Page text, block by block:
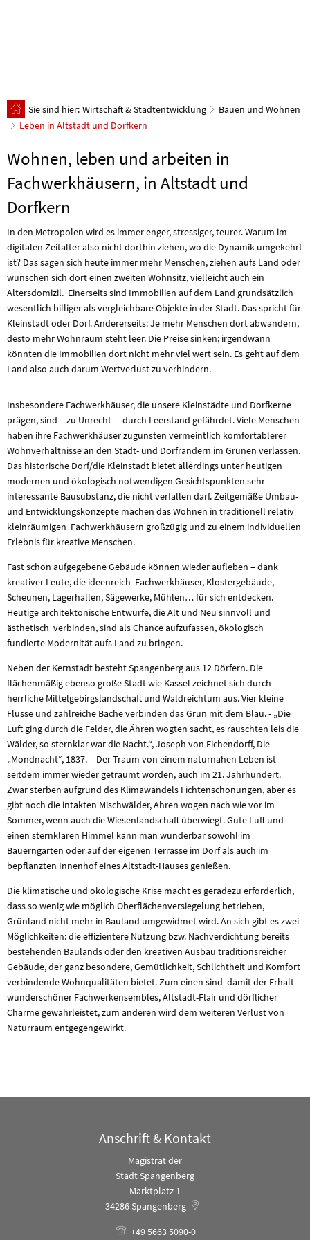
Sie sind hier: Wirtschaft & Stadtentwicklung
Bauen und Wohnen
Leben in Altstadt und Dorfkern
Leben
in
Altstadt
und
Dorfkern
Wohnen, leben und arbeiten in
Fachwerkhäusern, in Altstadt und
Dorfkern
In den Metropolen wird es immer enger, stressiger, teurer. Warum im
digitalen Zeitalter also nicht dorthin ziehen, wo die Dynamik umgekehrt
ist? Das sagen sich heute immer mehr Menschen, ziehen aufs Land oder
wünschen sich dort einen zweiten Wohnsitz, vielleicht auch ein
Altersdomizil. Einerseits sind Immobilien auf dem Land grundsätzlich
wesentlich billiger als vergleichbare Objekte in der Stadt. Das spricht für
Kleinstadt oder Dorf. Andererseits: Je mehr Menschen dort abwandern,
desto mehr Wohnraum steht leer. Die Preise sinken; irgendwann
könnten die Immobilien dort nicht mehr viel wert sein. Es geht auf dem
Land also auch darum Wertverlust zu verhindern.
Insbesondere Fachwerkhäuser, die unsere Kleinstädte und Dorfkerne
prägen, sind – zu Unrecht – durch Leerstand gefährdet. Viele Menschen
haben ihre Fachwerkhäuser zugunsten vermeintlich komfortablerer
Wohnverhältnisse an den Stadt- und Dorfrändern im Grünen verlassen.
Das historische Dorf/die Kleinstadt bietet allerdings unter heutigen
modernen und ökologisch notwendigen Gesichtspunkten sehr
interessante Bausubstanz, die nicht verfallen darf. Zeitgemäße Umbau-
und Entwicklungskonzepte machen das Wohnen in traditionell relativ
kleinräumigen Fachwerkhäusern großzügig und zu einem individuellen
Erlebnis für kreative Menschen.
Fast schon aufgegebene Gebäude können wieder aufleben – dank
kreativer Leute, die ideenreich Fachwerkhäuser, Klostergebäude,
Scheunen, Lagerhallen, Sägewerke, Mühlen… für sich entdecken.
Heutige architektonische Entwürfe, die Alt und Neu sinnvoll und
ästhetisch verbinden, sind als Chance aufzufassen, ökologisch
fundierte Modernität aufs Land zu bringen.
Neben der Kernstadt besteht Spangenberg aus 12 Dörfern. Die
flächenmäßig ebenso große Stadt wie Kassel zeichnet sich durch
herrliche Mittelgebirgslandschaft und Waldreichtum aus. Vier kleine
Flüsse und zahlreiche Bäche verbinden das Grün mit dem Blau. - „Die
Luft ging durch die Felder, die Ähren wogten sacht, es rauschten leis die
Wälder, so sternklar war die Nacht.“, Joseph von Eichendorff, Die
„Mondnacht“, 1837. – Der Traum von einem naturnahen Leben ist
seitdem immer wieder geträumt worden, auch im 21. Jahrhundert.
Zwar sterben aufgrund des Klimawandels Fichtenschonungen, aber es
gibt noch die intakten Mischwälder, Ähren wogen nach wie vor im
Sommer, wenn auch die Wiesenlandschaft überwiegt. Gute Luft und
einen sternklaren Himmel kann man wunderbar sowohl im
Bauerngarten oder auf der eigenen Terrasse im Dorf als auch im
bepflanzten Innenhof eines Altstadt-Hauses genießen.
Die klimatische und ökologische Krise macht es geradezu erforderlich,
dass so wenig wie möglich Oberflächenversiegelung betrieben,
Grünland nicht mehr in Bauland umgewidmet wird. An sich gibt es zwei
Möglichkeiten: die effizientere Nutzung bzw. Nachverdichtung bereits
bestehenden Baulands oder den kreativen Ausbau traditionsreicher
Gebäude, der ganz besondere, Gemütlichkeit, Schlichtheit und Komfort
verbindende Wohnqualitäten bietet. Zum einen sind damit der Erhalt
wunderschöner Fachwerkensembles, Altstadt-Flair und dörflicher
Charme gewährleistet, zum anderen wird dem weiteren Verlust von
Naturraum entgegengewirkt.
Anschrift & Kontakt
Magistrat der
Stadt Spangenberg
Marktplatz 1
34286 Spangenberg
+49 5663 5090-0